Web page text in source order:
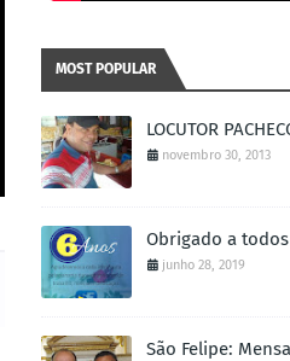
MOST POPULAR
LOCUTOR
novembro 30, 2013
Obrigado a
junho 28, 2019
São Felipe: